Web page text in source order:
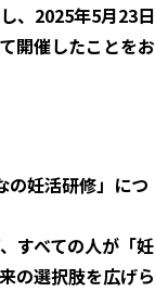
、2025年5月23日
開催したことをお
の妊活研修」につ
すべての人が「妊
の選択肢を広げら